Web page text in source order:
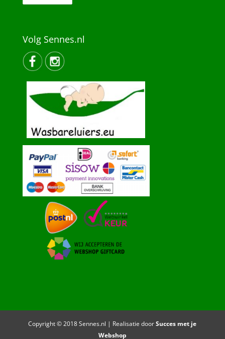
Volg Sennes.nl
Copyright © 2018 Sennes.nl | Realisatie doorSucces met je
Webshop